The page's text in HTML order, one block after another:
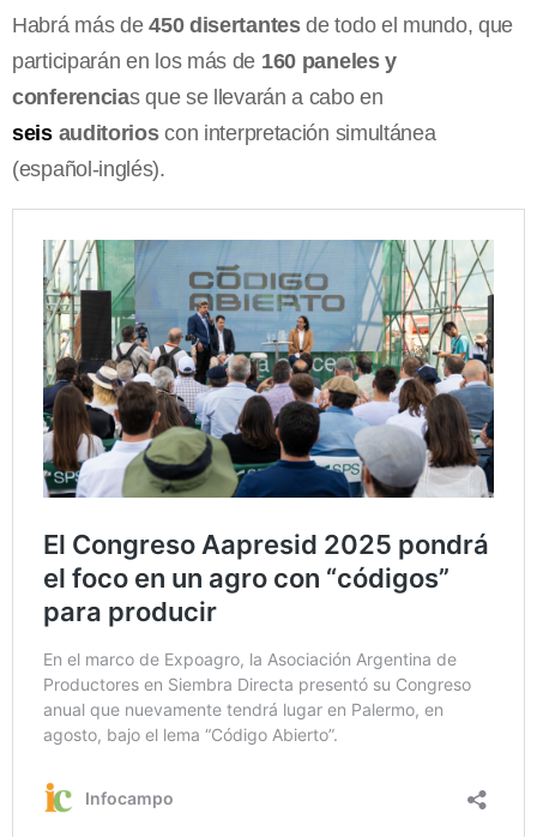
Habrá más de450 disertantesde todo el mundo, que
participarán en los más de 160 paneles y
conferencias que se llevarán a cabo en
seisauditorioscon interpretación simultánea
(español-inglés).